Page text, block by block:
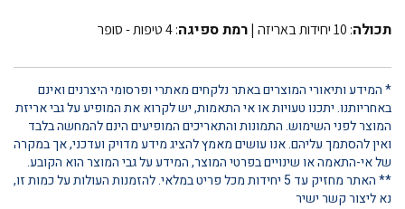
תכולה: 10 יחידות באריזה | רמת ספיגה: 4 טיפות - סופר
* המידע ותיאורי המוצרים באתר נלקחים מאתרי ופרסומי היצרנים ואינם
באחריותנו. יתכנו טעויות או אי התאמות, יש לקרוא את המופיע על גבי אריזת
המוצר לפני השימוש. התמונות והתאריכים המופיעים הינם להמחשה בלבד
ואין להסתמך עליהם. אנו עושים מאמץ להציג מידע מדויק ועדכני, אך במקרה
של אי-התאמה או שינויים בפרטי המוצר, המידע על גבי המוצר הוא הקובע.
** האתר מחזיק עד 5 יחידות מכל פריט במלאי. להזמנות העולות על כמות זו,
נא ליצור קשר ישיר